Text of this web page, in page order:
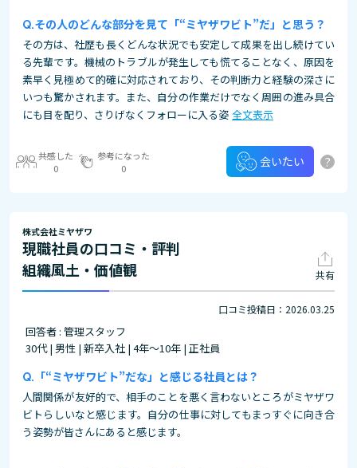
その人のどんな部分を見て「“ミヤザワビト”だ」と思う？
その方は、社歴も長くどんな状況でも安定して成果を出し続けてい
る先輩です。機械のトラブルが発生しても慌てることなく、原因を
素早く見極めて的確に対応されており、その判断力と経験の深さに
いつも驚かされます。また、自分の作業だけでなく周囲の進み具合
にも目を配り、さりげなくフォローに入る姿 全文表示
共感した
0
参考になった
0
会いたい ?
株式会社ミヤザワ
現職社員の口コミ・評判
組織風土・価値観
共有
口コミ投稿日：2026.03.25
回答者 : 管理スタッフ
30代 | 男性 | 新卒入社 | 4年～10年 | 正社員
「“ミヤザワビト”だな」と感じる社員とは？
人間関係が友好的で、相手のことを悪く言わないところがミヤザワ
ビトらしいなと感じます。自分の仕事に対してもまっすぐに向き合
う姿勢が皆さんにあると感じます。